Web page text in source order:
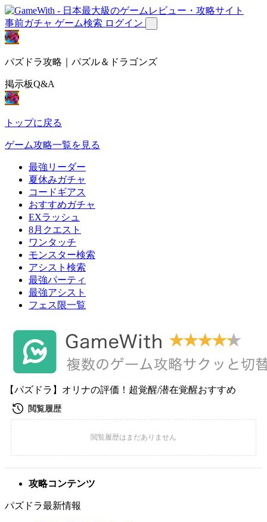
事前ガチャ ゲーム検索 ログイン
パズドラ攻略｜パズル＆ドラゴンズ
掲示板Q&A
トップに戻る
ゲーム攻略一覧を見る
最強リーダー
夏休みガチャ
コードギアス
おすすめガチャ
EXラッシュ
8月クエスト
ワンタッチ
モンスター検索
アシスト検索
最強パーティ
最強アシスト
フェス限一覧
【パズドラ】オリナの評価！超覚醒/潜在覚醒おすすめ
攻略コンテンツ
パズドラ最新情報